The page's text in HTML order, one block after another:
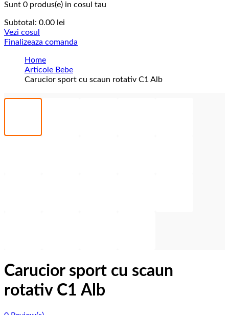
Sunt 0 produs(e) in cosul tau
Subtotal: 0.00 lei
Vezi cosul
Finalizeaza comanda
Home
Articole Bebe
Carucior sport cu scaun rotativ C1 Alb
Carucior sport cu scaun
rotativ C1 Alb